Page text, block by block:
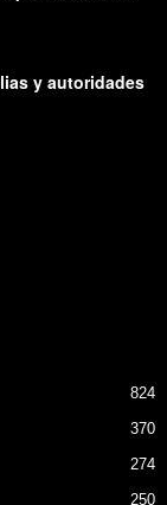
y autoridades
824
370
274
250